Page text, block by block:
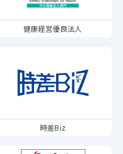
健康経営優良法人
時差Biz